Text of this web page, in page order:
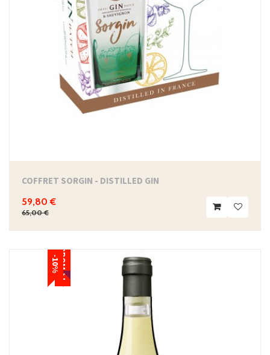
COFFRET SORGIN - DISTILLED GIN
59,80 €
65,00 €
PROMO !
-10%